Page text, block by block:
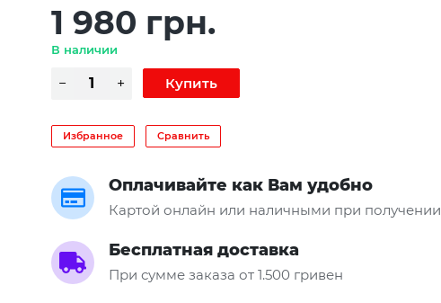
1 980 грн.
В наличии
Избранное Сравнить
Оплачивайте как Вам удобно
Картой онлайн или наличными при получении
Бесплатная доставка
При сумме заказа от 1.500 гривен